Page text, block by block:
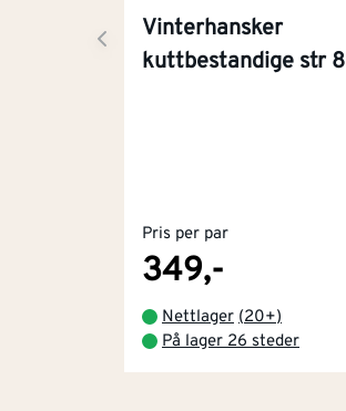
Vinterhansker
kuttbestandige str 8
Pris per par
349,-
Nettlager (20+)
På lager 26 steder